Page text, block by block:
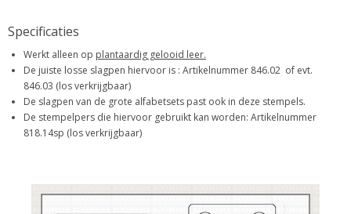
Specificaties
Werkt alleen op plantaardig gelooid leer.
De juiste losse slagpen hiervoor is : Artikelnummer 846.02 of evt.
846.03 (los verkrijgbaar)
De slagpen van de grote alfabetsets past ook in deze stempels.
De stempelpers die hiervoor gebruikt kan worden: Artikelnummer
818.14sp (los verkrijgbaar)